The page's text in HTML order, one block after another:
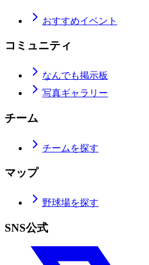
おすすめイベント
コミュニティ
なんでも掲示板
写真ギャラリー
チーム
チームを探す
マップ
野球場を探す
SNS公式